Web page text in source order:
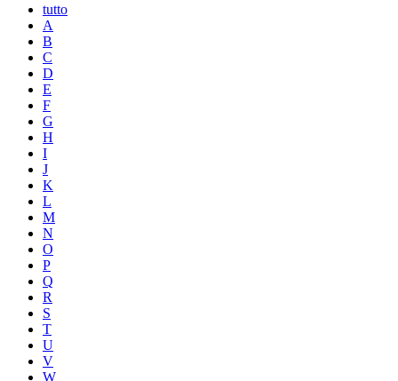
tutto
A
B
C
D
E
F
G
H
I
J
K
L
M
N
O
P
Q
R
S
T
U
V
W